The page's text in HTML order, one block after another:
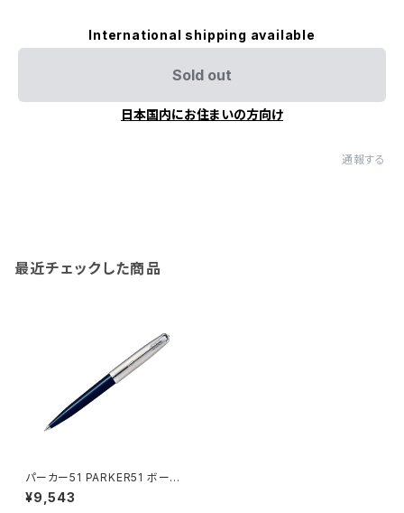
International shipping available
Sold out
日本国内にお住まいの方向け
通報する
最近チェックした商品
パーカー51 PARKER51 ボール
ペン 2123505Z ミッドナイトブ
ルーCT ネイビー
¥9,543